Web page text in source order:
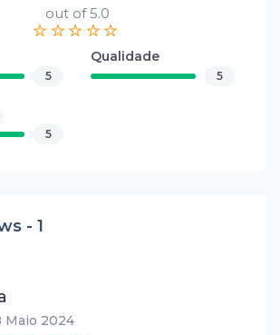
out of 5.0
5
Qualidade
5
5
- 1
Maio 2024